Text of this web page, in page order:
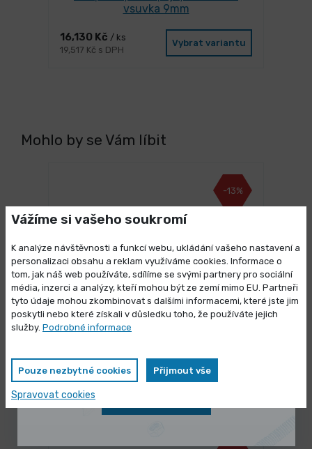
vsuvka 9mm
16,130 Kč / ks
19,517 Kč s DPH
Vybrat variantu
Mohlo by se Vám líbit
-13%
441,64 Kč/ ks
534,38 Kč s DPH
Vážíme si vašeho soukromí
K analýze návštěvnosti a funkcí webu, ukládání vašeho nastavení a
personalizaci obsahu a reklam využíváme cookies. Informace o
tom, jak náš web používáte, sdílíme se svými partnery pro sociální
média, inzerci a analýzy, kteří mohou být ze zemí mimo EU. Partneři
tyto údaje mohou zkombinovat s dalšími informacemi, které jste jim
poskytli nebo které získali v důsledku toho, že používáte jejich
služby. Podrobné informace
Pouze nezbytné cookies Přijmout vše
Spravovat cookies
Výprodej skladových zásob
Vybrané produkty nyní pořídíte za